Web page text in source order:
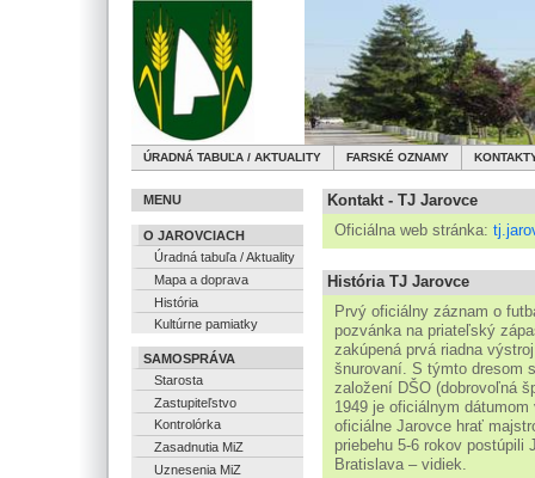
ÚRADNÁ TABUĽA / AKTUALITY FARSKÉ OZNAMY
MENU
O JAROVCIACH
Úradná tabuľa / Aktuality
Mapa a doprava
História
Kultúrne pamiatky
SAMOSPRÁVA
Starosta
Zastupiteľstvo
Kontrolórka
Zasadnutia MiZ
Uznesenia MiZ
Kontakt - TJ Jarovce
Oficiálna web stránka:
História TJ Jarovce
Prvý oficiálny záznam o
pozvánka na priateľský
zakúpená prvá riadna
šnurovaní. S týmto dresom
založení DŠO (dobrovoľná
1949 je oficiálnym
oficiálne Jarovce hrať
priebehu 5-6 rokov postúpili
Bratislava – vidiek.